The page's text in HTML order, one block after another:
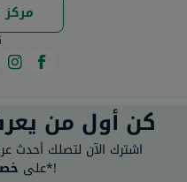
كن أول من
اشترك الآن لتصلك أحدث
على خصم 40٪ على مباشرةً*!